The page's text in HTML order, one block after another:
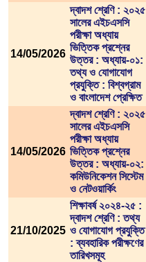
14/05/2026
দ্বাদশ শ্রেণি : ২০২৫
সালের এইচএসসি
পরীক্ষা অধ্যায়
ভিত্তিক প্রশ্নের
উত্তর : অধ্যায়-০১:
তথ্য ও যোগাযোগ
প্রযুক্তি : বিশ্বগ্রাম
ও বাংলাদেশ প্রেক্ষিত
14/05/2026
দ্বাদশ শ্রেণি : ২০২৫
সালের এইচএসসি
পরীক্ষা অধ্যায়
ভিত্তিক প্রশ্নের
উত্তর : অধ্যায়-০২:
কমিউনিকেশন সিস্টেম
ও নেটওয়ার্কিং
21/10/2025
শিক্ষাবর্ষ ২০২৪-২৫ :
দ্বাদশ শ্রেণি : তথ্য
ও যোগাযোগ প্রযুক্তি
: ব্যবহারিক পরীক্ষণের
তারিখসমূহ